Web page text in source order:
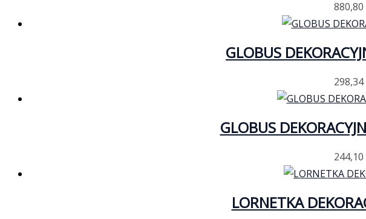
880,80
GLOBUS
298,34
GLOBUS
244,10
LORNETKA